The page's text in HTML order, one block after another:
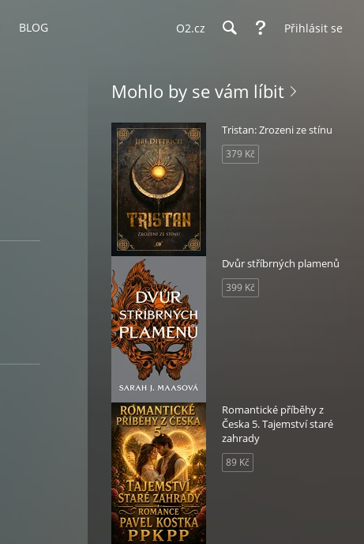
BLOG O2.cz Přihlásit se
Mohlo by se vám líbit
Tristan: Zrozeni ze stínu
379 Kč
Dvůr stříbrných plamenů
399 Kč
Romantické příběhy z
Česka 5. Tajemství staré
zahrady
89 Kč